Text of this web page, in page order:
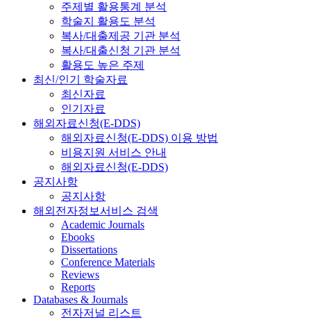
주제별 활용통계 분석
학술지 활용도 분석
복사/대출제공 기관 분석
복사/대출신청 기관 분석
활용도 높은 주제
최신/인기 학술자료
최신자료
인기자료
해외자료신청(E-DDS)
해외자료신청(E-DDS) 이용 방법
비용지원 서비스 안내
해외자료신청(E-DDS)
공지사항
공지사항
해외전자정보서비스 검색
Academic Journals
Ebooks
Dissertations
Conference Materials
Reviews
Reports
Databases & Journals
전자저널 리스트